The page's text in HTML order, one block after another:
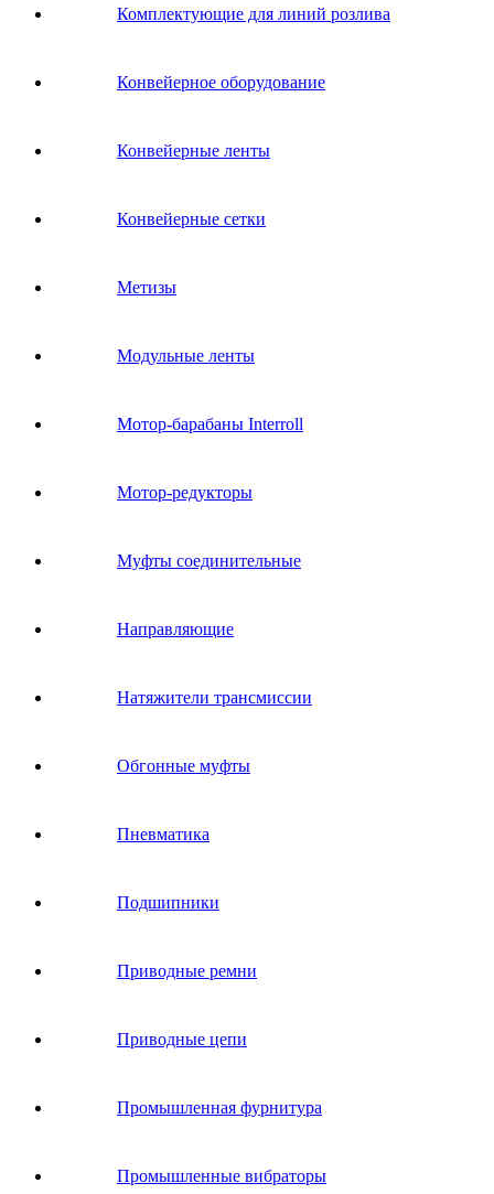
Комплектующие для линий розлива
Конвейерное оборудование
Конвейерные ленты
Конвейерные сетки
Метизы
Модульные ленты
Мотор-барабаны Interroll
Мотор-редукторы
Муфты соединительные
Направляющие
Натяжители трансмиссии
Обгонные муфты
Пневматика
Подшипники
Приводные ремни
Приводные цепи
Промышленная фурнитура
Промышленные вибраторы